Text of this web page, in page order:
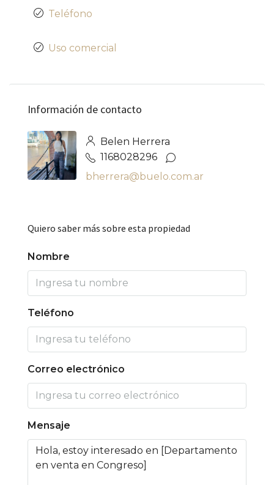
Teléfono
Uso comercial
Información de contacto
Belen Herrera
1168028296
bherrera@buelo.com.ar
Quiero saber más sobre esta propiedad
Nombre
Teléfono
Correo electrónico
Mensaje